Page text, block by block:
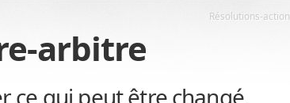
Résolutions-action
arbitre
ce qui peut être changé,